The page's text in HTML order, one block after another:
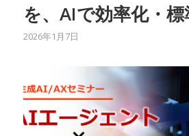
を、AIで効率化・
2026年1月7日